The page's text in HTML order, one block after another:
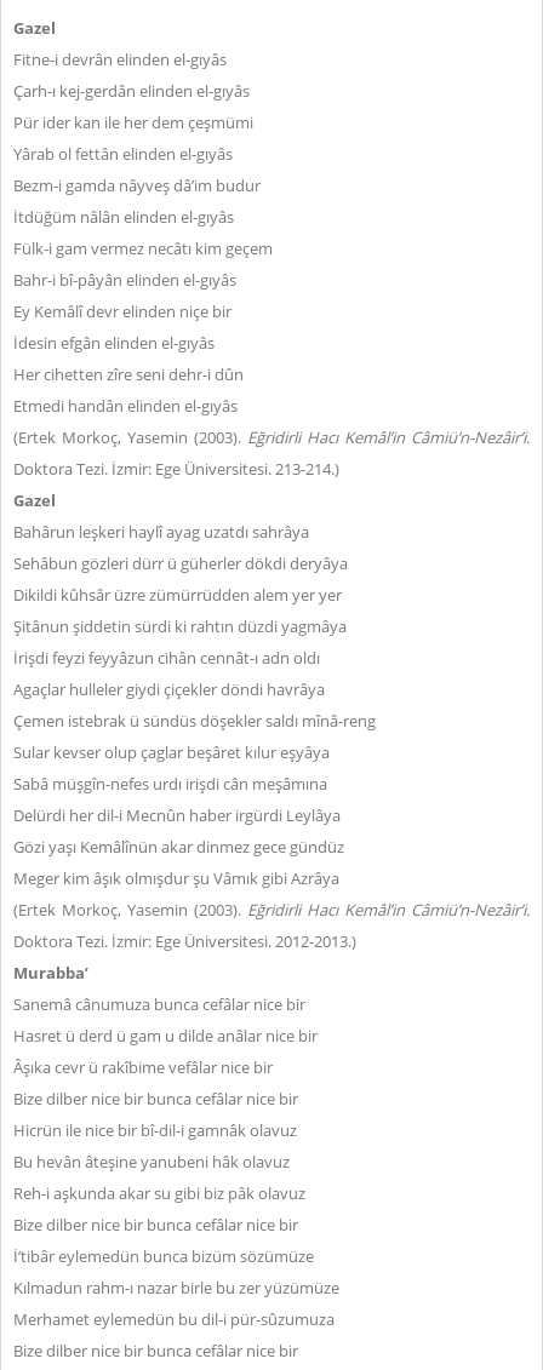
Gazel
Fitne-i devrân elinden el-gıyâs
Çarh-ı kej-gerdân elinden el-gıyâs
Pür ider kan ile her dem çeşmümi
Yârab ol fettân elinden el-gıyâs
Bezm-i gamda nâyveş dâ’im budur
İtdüğüm nâlân elinden el-gıyâs
Fülk-i gam vermez necâtı kim geçem
Bahr-i bî-pâyân elinden el-gıyâs
Ey Kemâlî devr elinden niçe bir
İdesin efgân elinden el-gıyâs
Her cihetten zîre seni dehr-i dûn
Etmedi handân elinden el-gıyâs
(Ertek Morkoç, Yasemin (2003). Eğridirli Hacı Kemâl’in Câmiü’n-Nezâir’i.
Doktora Tezi. İzmir: Ege Üniversitesi. 213-214.)
Gazel
Bahârun leşkeri haylî ayag uzatdı sahrâya
Sehâbun gözleri dürr ü güherler dökdi deryâya
Dikildi kûhsâr üzre zümürrüdden alem yer yer
Şitânun şiddetin sürdi ki rahtın düzdi yagmâya
İrişdi feyzi feyyâzun cihân cennât-ı adn oldı
Agaçlar hulleler giydi çiçekler döndi havrâya
Çemen istebrak ü sündüs döşekler saldı mînâ-reng
Sular kevser olup çaglar beşâret kılur eşyâya
Sabâ müşgîn-nefes urdı irişdi cân meşâmına
Delürdi her dil-i Mecnûn haber irgürdi Leylâya
Gözi yaşı Kemâlînün akar dinmez gece gündüz
Meger kim âşık olmışdur şu Vâmık gibi Azrâya
(Ertek Morkoç, Yasemin (2003). Eğridirli Hacı Kemâl’in Câmiü’n-Nezâir’i.
Doktora Tezi. İzmir: Ege Üniversitesi. 2012-2013.)
Murabba’
Sanemâ cânumuza bunca cefâlar nice bir
Hasret ü derd ü gam u dilde anâlar nice bir
Âşıka cevr ü rakîbime vefâlar nice bir
Bize dilber nice bir bunca cefâlar nice bir
Hicrün ile nice bir bî-dil-i gamnâk olavuz
Bu hevân âteşine yanubeni hâk olavuz
Reh-i aşkunda akar su gibi biz pâk olavuz
Bize dilber nice bir bunca cefâlar nice bir
İ’tibâr eylemedün bunca bizüm sözümüze
Kılmadun rahm-ı nazar birle bu zer yüzümüze
Merhamet eylemedün bu dil-i pür-sûzumuza
Bize dilber nice bir bunca cefâlar nice bir